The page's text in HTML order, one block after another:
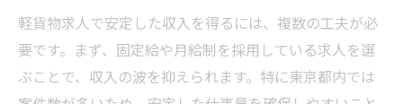
軽貨物求人で安定した収入を得るには、複数の工夫が必
要です。まず、固定給や月給制を採用している求人を選
ぶことで、収入の波を抑えられます。特に東京都内では